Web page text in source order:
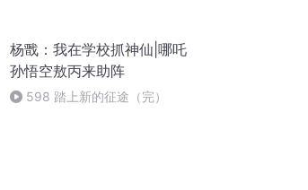
杨戬：我在学校抓神仙|哪吒
孙悟空敖丙来助阵
598 踏上新的征途（完）